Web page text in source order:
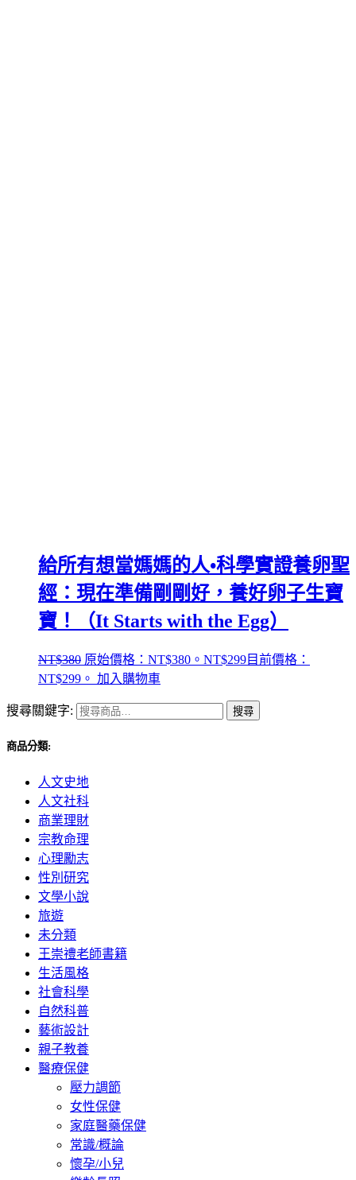
給所有想當媽媽的人•科學實證養卵聖
經：現在準備剛剛好，養好卵子生寶
寶！（It Starts with the Egg）
NT$380 原始價格：NT$380。 NT$299目前價格：
NT$299。 加入購物車
搜尋關鍵字: 搜尋
商品分類:
人文史地
人文社科
商業理財
宗教命理
心理勵志
性別研究
文學小說
旅遊
未分類
王崇禮老師書籍
生活風格
社會科學
自然科普
藝術設計
親子教養
醫療保健
壓力調節
女性保健
家庭醫藥保健
常識/概論
懷孕/小兒